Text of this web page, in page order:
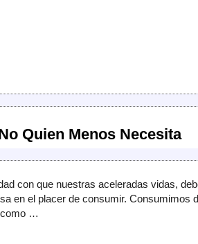
Quien Menos Necesita
con que nuestras aceleradas vidas,
en el placer de consumir. Consumimos
como …